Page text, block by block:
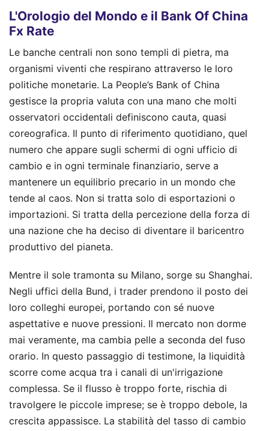
L'Orologio del Mondo e il Bank Of China
Fx Rate
Le banche centrali non sono templi di pietra, ma
organismi viventi che respirano attraverso le loro
politiche monetarie. La People’s Bank of China
gestisce la propria valuta con una mano che molti
osservatori occidentali definiscono cauta, quasi
coreografica. Il punto di riferimento quotidiano, quel
numero che appare sugli schermi di ogni ufficio di
cambio e in ogni terminale finanziario, serve a
mantenere un equilibrio precario in un mondo che
tende al caos. Non si tratta solo di esportazioni o
importazioni. Si tratta della percezione della forza di
una nazione che ha deciso di diventare il baricentro
produttivo del pianeta.
Mentre il sole tramonta su Milano, sorge su Shanghai.
Negli uffici della Bund, i trader prendono il posto dei
loro colleghi europei, portando con sé nuove
aspettative e nuove pressioni. Il mercato non dorme
mai veramente, ma cambia pelle a seconda del fuso
orario. In questo passaggio di testimone, la liquidità
scorre come acqua tra i canali di un'irrigazione
complessa. Se il flusso è troppo forte, rischia di
travolgere le piccole imprese; se è troppo debole, la
crescita appassisce. La stabilità del tasso di cambio